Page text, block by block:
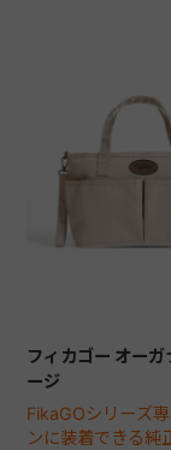
フィカゴー オーガ
ージ
FikaGOシリーズ
ンに装着できる純